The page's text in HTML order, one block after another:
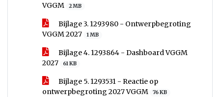
VGGM
2 MB
Bijlage 3. 1293980 - Ontwerpbegroting
VGGM 2027
1 MB
Bijlage 4. 1293864 - Dashboard VGGM
2027
61 KB
Bijlage 5. 1293531 - Reactie op
ontwerpbegroting 2027 VGGM
76 KB